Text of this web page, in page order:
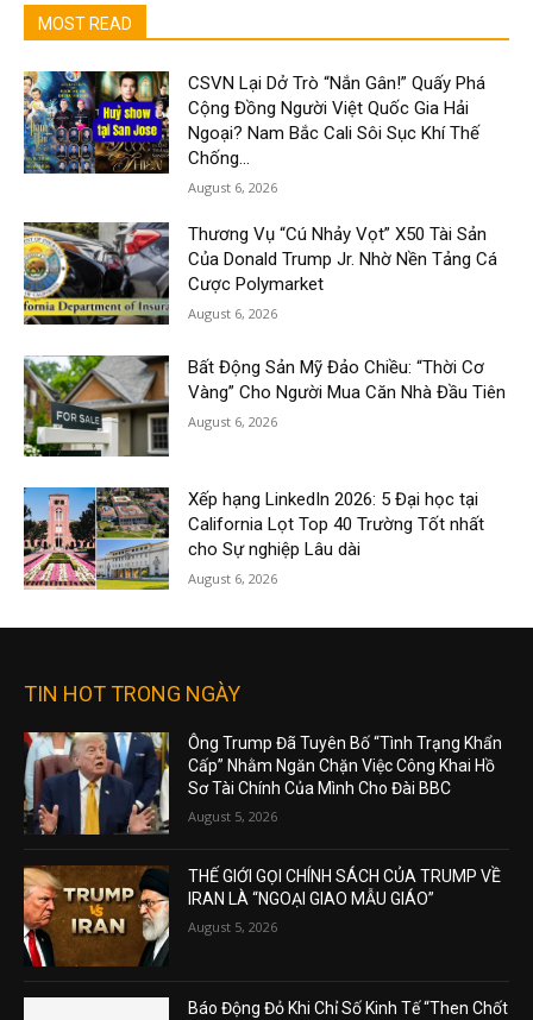
MOST READ
CSVN Lại Dở Trò “Nắn Gân!” Quấy Phá
Cộng Đồng Người Việt Quốc Gia Hải
Ngoại? Nam Bắc Cali Sôi Sục Khí Thế
Chống...
August 6, 2026
Thương Vụ “Cú Nhảy Vọt” X50 Tài Sản
Của Donald Trump Jr. Nhờ Nền Tảng Cá
Cược Polymarket
August 6, 2026
Bất Động Sản Mỹ Đảo Chiều: “Thời Cơ
Vàng” Cho Người Mua Căn Nhà Đầu Tiên
August 6, 2026
Xếp hạng LinkedIn 2026: 5 Đại học tại
California Lọt Top 40 Trường Tốt nhất
cho Sự nghiệp Lâu dài
August 6, 2026
TIN HOT TRONG NGÀY
Ông Trump Đã Tuyên Bố “Tình Trạng Khẩn
Cấp” Nhằm Ngăn Chặn Việc Công Khai Hồ
Sơ Tài Chính Của Mình Cho Đài BBC
August 5, 2026
THẾ GIỚI GỌI CHÍNH SÁCH CỦA TRUMP VỀ
IRAN LÀ “NGOẠI GIAO MẪU GIÁO”
August 5, 2026
Báo Động Đỏ Khi Chỉ Số Kinh Tế “Then Chốt